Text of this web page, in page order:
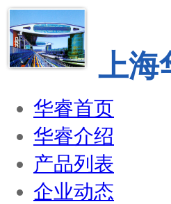
上海
华睿首页
华睿介绍
产品列表
企业动态